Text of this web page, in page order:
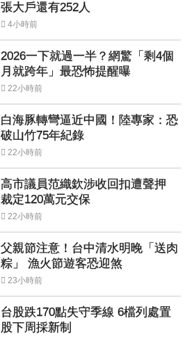
張大戶還有252人
4小時前
2026一下就過一半？網驚「剩4個
月就跨年」最恐怖提醒曝
22小時前
白海豚轉彎逼近中國！陸專家：恐
破山竹75年紀錄
22小時前
高市議員范織欽涉收回扣遭聲押
裁定120萬元交保
22小時前
父親節注意！台中清水明晚「送肉
粽」 漁火節遊客恐迎煞
23小時前
台股跌170點失守季線 6檔列處置
股下周採新制